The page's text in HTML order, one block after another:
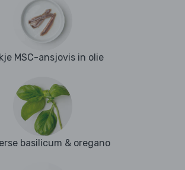
MSC-ansjovis in olie
basilicum & oregano